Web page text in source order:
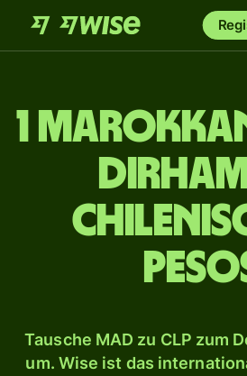
1
Tausche MAD zu CLP zum
um. Wise ist das